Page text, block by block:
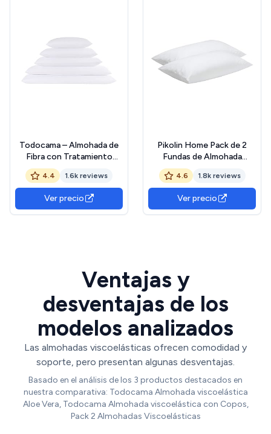
Todocama – Almohada de
Fibra con Tratamiento
antiácaros y antibacterias.
Sensación Tacto Pluma
Extra Suave. (Todas Las
Medidas Disponibles). (90
cm)
4.4 1.6k reviews
Ver precio
Pikolin Home Pack de 2
Fundas de Almohada
Tencel, Hipertranspirables,
Impermeables, Extrasuaves,
Cierre con Cremallera,
Varias Medidas, 90x40cm
(Pack de 2) OEKO-TEX
4.6 1.8k reviews
Ver precio
Ventajas y
desventajas de los
modelos analizados
Las almohadas viscoelásticas ofrecen comodidad y
soporte, pero presentan algunas desventajas.
Basado en el análisis de los 3 productos destacados en
nuestra comparativa: Todocama Almohada viscoelástica
Aloe Vera, Todocama Almohada viscoelástica con Copos,
Pack 2 Almohadas Viscoelásticas